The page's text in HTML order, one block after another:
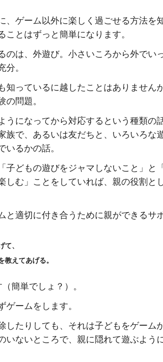
、ゲーム以外に楽しく過ごせる方法を
とはずっと簡単になります。
のは、外遊び。小さいころから外でい
。
知っているに越したことはありません
問題。
うになってから対応するという種類の
族で、あるいは友だちと、いろいろな
るかの話。
子どもの遊びをジャマしないこと」と
しむ」ことをしていれば、親の役割と
と適切に付き合うために親ができるサ
、
えてあげる。
簡単でしょ？）。
ームをします。
したりしても、それは子どもをゲーム
いないところで、親に隠れて遊ぶよう